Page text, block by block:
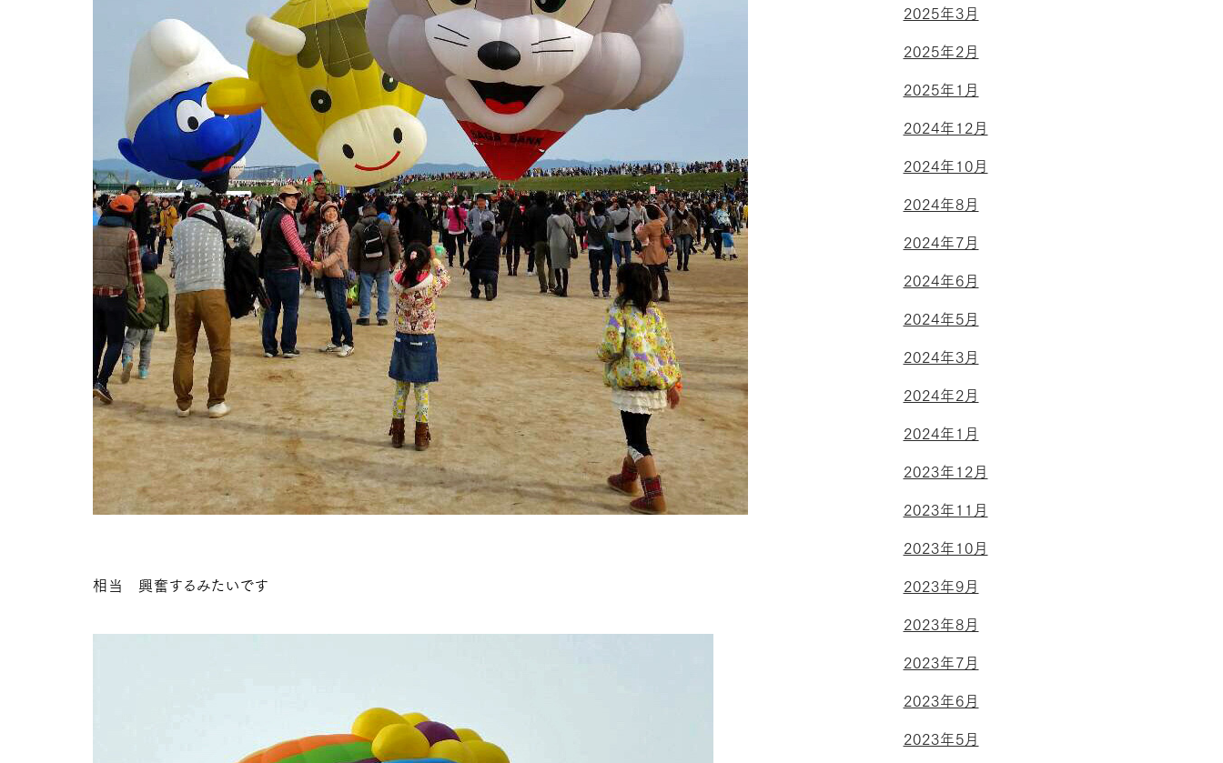
相当 興奮するみたいです
2025年3月
2025年2月
2025年1月
2024年12月
2024年10月
2024年8月
2024年7月
2024年6月
2024年5月
2024年3月
2024年2月
2024年1月
2023年12月
2023年11月
2023年10月
2023年9月
2023年8月
2023年7月
2023年6月
2023年5月